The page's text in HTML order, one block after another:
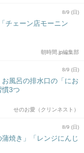
8/9 (日)
チェーン店モーニン
朝時間.jp編集部
8/9 (日)
風呂の排水口の「にお
慣3つ
せのお愛（クリンネスト）
8/9 (日)
焼き」「レンジにんじ